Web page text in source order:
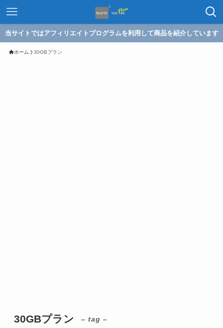
当サイトではアフィリエイトプログラムを利用して商品を紹介しています
ホーム 30GBプラン
30GBプラン – tag –